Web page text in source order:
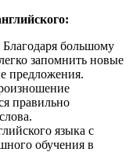
Благодаря большому
запомнить новые
предложения.
правильно
языка с
обучения в